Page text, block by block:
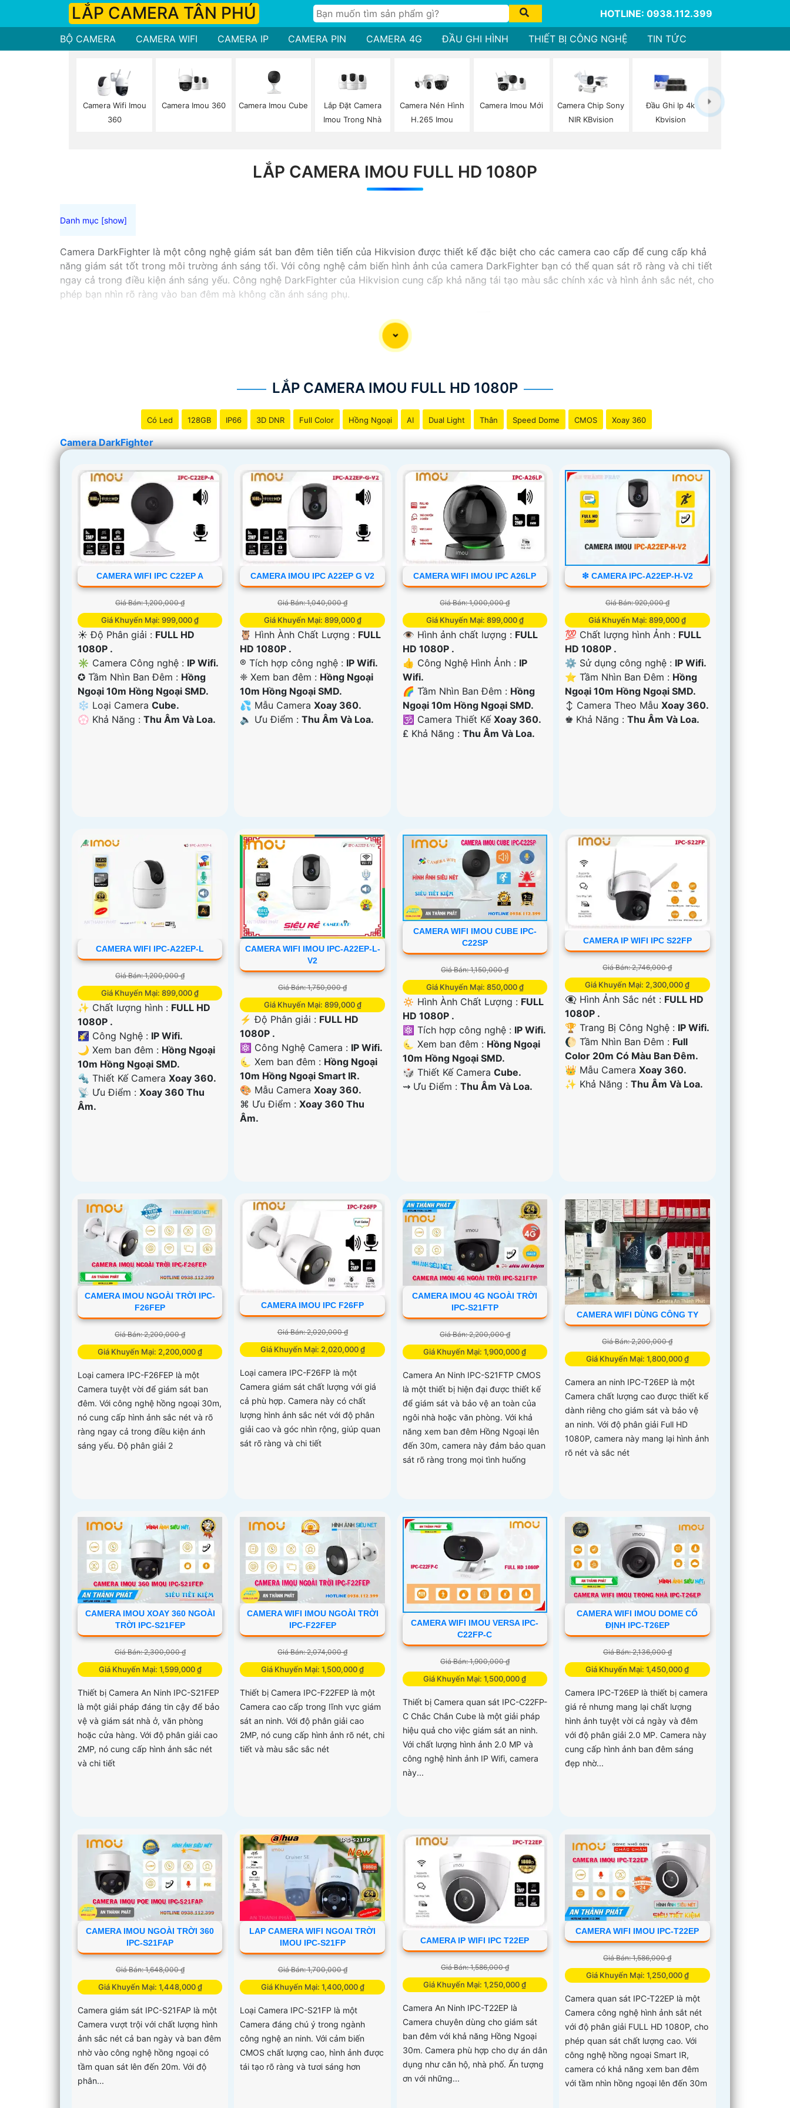
LẮP CAMERA TÂN PHÚ HOTLINE: 0938.112.399
BỘ CAMERA CAMERA WIFI CAMERA IP CAMERA PIN CAMERA 4G ĐẦU GHI HÌNH THIẾT BỊ CÔNG NGHỆ TIN TỨC
Camera Wifi Imou
360
Camera Imou 360 Camera Imou Cube
Lắp Đặt Camera
Imou Trong Nhà
Camera Nén Hình
H.265 Imou
Camera Imou Mới
Camera Chip Sony
NIR KBvision
Đầu Ghi Ip 4k
Kbvision
LẮP CAMERA IMOU FULL HD 1080P
Camera DarkFighter là một công nghệ giám sát ban đêm tiên tiến của Hikvision được thiết kế đặc biệt cho các camera cao cấp để cung cấp khả
năng giám sát tốt trong môi trường ánh sáng tối. Với công nghệ cảm biến hình ảnh của camera DarkFighter bạn có thể quan sát rõ ràng và chi tiết
ngay cả trong điều kiện ánh sáng yếu. Công nghệ DarkFighter của Hikvision cung cấp khả năng tái tạo màu sắc chính xác và hình ảnh sắc nét, cho
phép bạn nhìn rõ ràng vào ban đêm mà không cần ánh sáng phụ.
LẮP CAMERA IMOU FULL HD 1080P
Có Led 128GB IP66 3D DNR Full Color Hồng Ngoại AI Dual Light Thân Speed Dome CMOS Xoay 360
Camera DarkFighter
CAMERA WIFI IPC C22EP A
Giá Bán: 1,200,000 ₫
Giá Khuyến Mại: 999,000 ₫
☀️ Độ Phân giải : FULL HD
1080P .
✳️ Camera Công nghệ : IP Wifi.
✪ Tầm Nhìn Ban Đêm : Hồng
Ngoại 10m Hồng Ngoại SMD.
❄ Loại Camera Cube.
️💮 Khả Năng : Thu Âm Và Loa.
CAMERA IMOU IPC A22EP G V2
Giá Bán: 1,040,000 ₫
Giá Khuyến Mại: 899,000 ₫
🦉 Hình Ành Chất Lượng : FULL
HD 1080P .
®️ Tích hợp công nghệ : IP Wifi.
❈ Xem ban đêm : Hồng Ngoại
10m Hồng Ngoại SMD.
💦 Mẫu CameraXoay 360.
️🔈 Ưu Điểm :Thu Âm Và Loa.
CAMERA WIFI IMOU IPC A26LP
Giá Bán: 1,000,000 ₫
Giá Khuyến Mại: 899,000 ₫
👁 Hình ảnh chất lượng : FULL
HD 1080P .
👍 Công Nghệ Hình Ảnh : IP
Wifi.
🌈 Tầm Nhìn Ban Đêm : Hồng
Ngoại 10m Hồng Ngoại SMD.
🕉️ Camera Thiết Kế Xoay 360.
️₤ Khả Năng : Thu Âm Và Loa.
❇ CAMERA IPC-A22EP-H-V2
Giá Bán: 920,000 ₫
Giá Khuyến Mại: 899,000 ₫
💯 Chất lượng hình Ảnh : FULL
HD 1080P .
⚙ Sử dụng công nghệ : IP Wifi.
⭐ Tầm Nhìn Ban Đêm : Hồng
Ngoại 10m Hồng Ngoại SMD.
↕️ Camera Theo MẫuXoay 360.
️♚ Khả Năng :Thu Âm Và Loa.
CAMERA WIFI IPC-A22EP-L
Giá Bán: 1,200,000 ₫
Giá Khuyến Mại: 899,000 ₫
✨ Chất lượng hình : FULL HD
1080P .
🌠 Công Nghệ : IP Wifi.
🌙 Xem ban đêm : Hồng Ngoại
10m Hồng Ngoại SMD.
🔩 Thiết Kế Camera Xoay 360.
️📡 Ưu Điểm : Xoay 360 Thu
Âm.
CAMERA WIFI IMOU IPC-A22EP-L-
V2
Giá Bán: 1,750,000 ₫
Giá Khuyến Mại: 899,000 ₫
️⚡ Độ Phân giải : FULL HD
1080P .
⚛️ Công Nghệ Camera : IP Wifi.
🌜 Xem ban đêm : Hồng Ngoại
10m Hồng Ngoại Smart IR.
🎨 Mẫu CameraXoay 360.
️⌘ Ưu Điểm :Xoay 360 Thu
Âm.
CAMERA WIFI IMOU CUBE IPC-
C22SP
Giá Bán: 1,150,000 ₫
Giá Khuyến Mại: 850,000 ₫
🔅 Hình Ành Chất Lượng : FULL
HD 1080P .
⚛️ Tích hợp công nghệ : IP Wifi.
🌜 Xem ban đêm : Hồng Ngoại
10m Hồng Ngoại SMD.
🎲 Thiết Kế Camera Cube.
️⇝ Ưu Điểm : Thu Âm Và Loa.
CAMERA IP WIFI IPC S22FP
Giá Bán: 2,746,000 ₫
Giá Khuyến Mại: 2,300,000 ₫
👁️‍🗨 Hình Ảnh Sắc nét : FULL HD
1080P .
🏆 Trang Bị Công Nghệ : IP Wifi.
🌔 Tầm Nhìn Ban Đêm : Full
Color 20m Có Màu Ban Đêm.
👑 Mẫu CameraXoay 360.
️✨ Khả Năng :Thu Âm Và Loa.
CAMERA IMOU NGOÀI TRỜI IPC-
F26FEP
Giá Bán: 2,200,000 ₫
Giá Khuyến Mại: 2,200,000 ₫
Loại camera IPC-F26FEP là một
Camera tuyệt vời để giám sát ban
đêm. Với công nghệ hồng ngoại 30m,
nó cung cấp hình ảnh sắc nét và rõ
ràng ngay cả trong điều kiện ánh
sáng yếu. Độ phân giải 2
CAMERA IMOU IPC F26FP
Giá Bán: 2,020,000 ₫
Giá Khuyến Mại: 2,020,000 ₫
Loại camera IPC-F26FP là một
Camera giám sát chất lượng với giá
cả phù hợp. Camera này có chất
lượng hình ảnh sắc nét với độ phân
giải cao và góc nhìn rộng, giúp quan
sát rõ ràng và chi tiết
CAMERA IMOU 4G NGOÀI TRỜI
IPC-S21FTP
Giá Bán: 2,200,000 ₫
Giá Khuyến Mại: 1,900,000 ₫
Camera An Ninh IPC-S21FTP CMOS
là một thiết bị hiện đại được thiết kế
để giám sát và bảo vệ an toàn của
ngôi nhà hoặc văn phòng. Với khả
năng xem ban đêm Hồng Ngoại lên
đến 30m, camera này đảm bảo quan
sát rõ ràng trong mọi tình huống
CAMERA WIFI DÙNG CÔNG TY
Giá Bán: 2,200,000 ₫
Giá Khuyến Mại: 1,800,000 ₫
Camera an ninh IPC-T26EP là một
Camera chất lượng cao được thiết kế
dành riêng cho giám sát và bảo vệ
an ninh. Với độ phân giải Full HD
1080P, camera này mang lại hình ảnh
rõ nét và sắc nét
CAMERA IMOU XOAY 360 NGOÀI
TRỜI IPC-S21FEP
Giá Bán: 2,300,000 ₫
Giá Khuyến Mại: 1,599,000 ₫
Thiết bị Camera An Ninh IPC-S21FEP
là một giải pháp đáng tin cậy để bảo
vệ và giám sát nhà ở, văn phòng
hoặc cửa hàng. Với độ phân giải cao
2MP, nó cung cấp hình ảnh sắc nét
và chi tiết
CAMERA WIFI IMOU NGOÀI TRỜI
IPC-F22FEP
Giá Bán: 2,074,000 ₫
Giá Khuyến Mại: 1,500,000 ₫
Thiết bị Camera IPC-F22FEP là một
Camera cao cấp trong lĩnh vực giám
sát an ninh. Với độ phân giải cao
2MP, nó cung cấp hình ảnh rõ nét, chi
tiết và màu sắc sắc nét
CAMERA WIFI IMOU VERSA IPC-
C22FP-C
Giá Bán: 1,900,000 ₫
Giá Khuyến Mại: 1,500,000 ₫
Thiết bị Camera quan sát IPC-C22FP-
C Chắc Chắn Cube là một giải pháp
hiệu quả cho việc giám sát an ninh.
Với chất lượng hình ảnh 2.0 MP và
công nghệ hình ảnh IP Wifi, camera
này...
CAMERA WIFI IMOU DOME CỐ
ĐỊNH IPC-T26EP
Giá Bán: 2,136,000 ₫
Giá Khuyến Mại: 1,450,000 ₫
Camera IPC-T26EP là thiết bị camera
giá rẻ nhưng mang lại chất lượng
hình ảnh tuyệt vời cả ngày và đêm
với độ phân giải 2.0 MP. Camera này
cung cấp hình ảnh ban đêm sáng
đẹp nhờ...
CAMERA IMOU NGOÀI TRỜI 360
IPC-S21FAP
Giá Bán: 1,648,000 ₫
Giá Khuyến Mại: 1,448,000 ₫
Camera giám sát IPC-S21FAP là một
Camera vượt trội với chất lượng hình
ảnh sắc nét cả ban ngày và ban đêm
nhờ vào công nghệ hồng ngoại có
tầm quan sát lên đến 20m. Với độ
phân...
LAP CAMERA WIFI NGOAI TRỜI
IMOU IPC-S21FP
Giá Bán: 1,700,000 ₫
Giá Khuyến Mại: 1,400,000 ₫
Loại Camera IPC-S21FP là một
Camera đáng chú ý trong ngành
công nghệ an ninh. Với cảm biến
CMOS chất lượng cao, hình ảnh được
tái tạo rõ ràng và tươi sáng hơn
CAMERA IP WIFI IPC T22EP
Giá Bán: 1,586,000 ₫
Giá Khuyến Mại: 1,250,000 ₫
Camera An Ninh IPC-T22EP là
Camera chuyên dùng cho giám sát
ban đêm với khả năng Hồng Ngoại
30m. Camera phù hợp cho dự án dân
dụng như căn hộ, nhà phố. Ấn tượng
ơn với những...
CAMERA WIFI IMOU IPC-T22EP
Giá Bán: 1,586,000 ₫
Giá Khuyến Mại: 1,250,000 ₫
Camera quan sát IPC-T22EP là một
Camera công nghệ hình ảnh sắt nét
với độ phân giải FULL HD 1080P, cho
phép quan sát chất lượng cao. Với
công nghệ hồng ngoại Smart IR,
camera có khả năng xem ban đêm
với tầm nhìn hồng ngoại lên đến 30m